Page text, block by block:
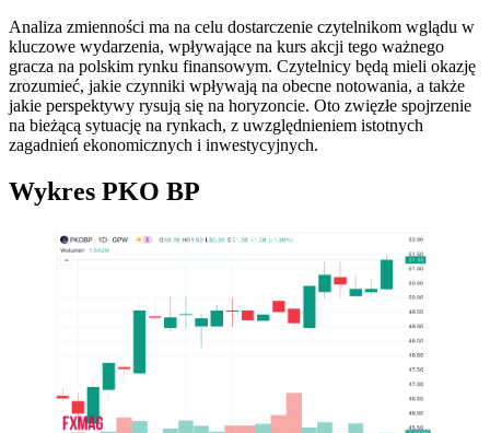
Analiza zmienności ma na celu dostarczenie czytelnikom wglądu w
kluczowe wydarzenia, wpływające na kurs akcji tego ważnego
gracza na polskim rynku finansowym. Czytelnicy będą mieli okazję
zrozumieć, jakie czynniki wpływają na obecne notowania, a także
jakie perspektywy rysują się na horyzoncie. Oto zwięzłe spojrzenie
na bieżącą sytuację na rynkach, z uwzględnieniem istotnych
zagadnień ekonomicznych i inwestycyjnych.
Wykres PKO BP